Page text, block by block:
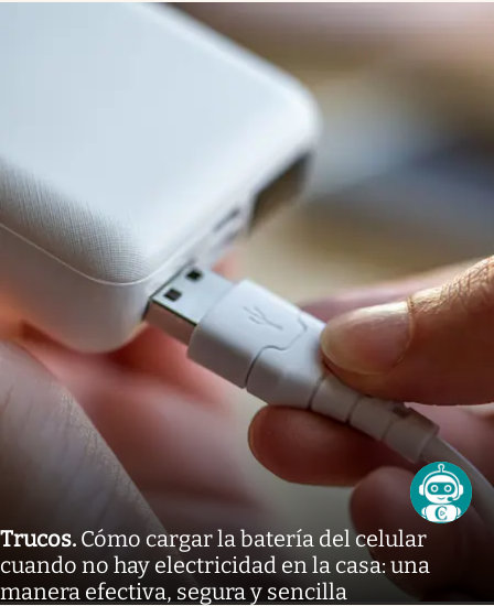
Trucos. Cómo cargar la batería del celular
cuando no hay electricidad en la casa: una
manera efectiva, segura y sencilla